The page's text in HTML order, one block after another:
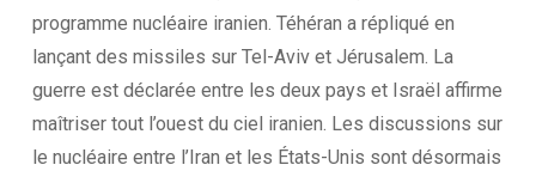
programme nucléaire iranien. Téhéran a répliqué en
lançant des missiles sur Tel-Aviv et Jérusalem. La
guerre est déclarée entre les deux pays et Israël affirme
maîtriser tout l’ouest du ciel iranien. Les discussions sur
le nucléaire entre l’Iran et les États-Unis sont désormais